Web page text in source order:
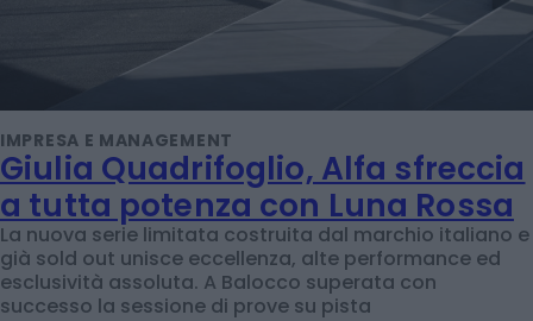
IMPRESA E MANAGEMENT
Giulia Quadrifoglio, Alfa sfreccia
a tutta potenza con Luna Rossa
La nuova serie limitata costruita dal marchio italiano e
già sold out unisce eccellenza, alte performance ed
esclusività assoluta. A Balocco superata con
successo la sessione di prove su pista